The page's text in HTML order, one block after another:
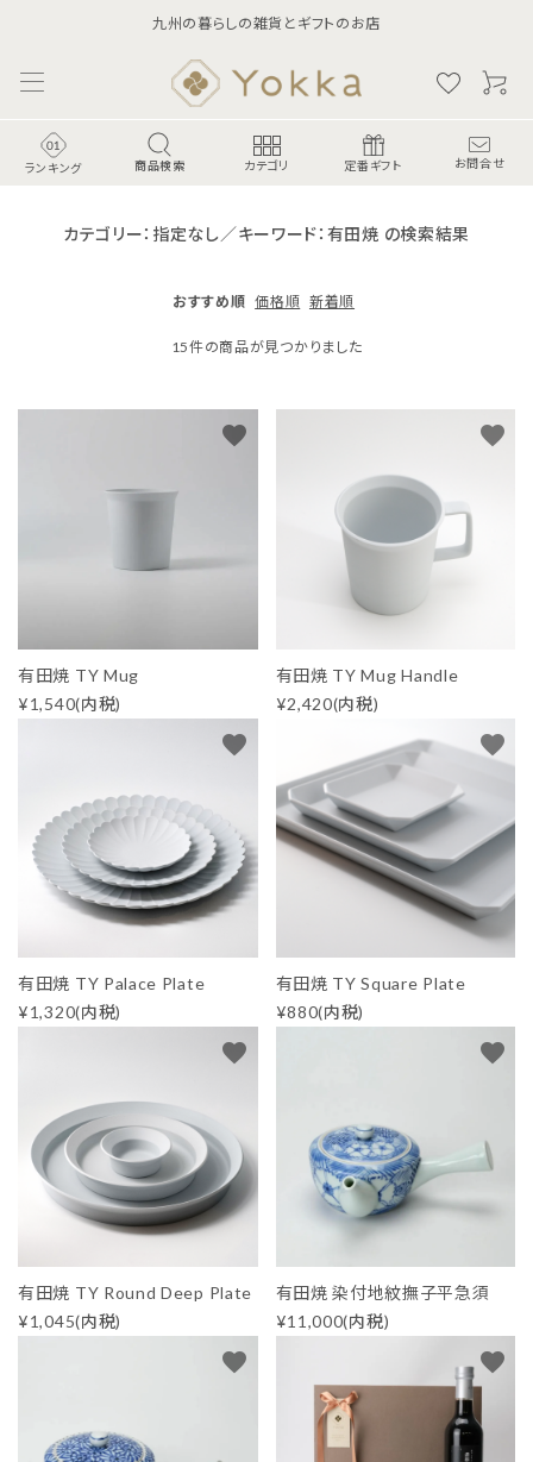
九州の暮らしの雑貨とギフトのお店
ランキング 商品検索 カテゴリ 定番ギフト お問合せ
ベビー＆キッズ-Baby&Kids-
価格から探す
ガイドライン
カテゴリー：指定なし／キーワード：有田焼 の検索結果
おすすめ順 価格順 新着順
15件の商品が見つかりました
有田焼 TY Mug
¥1,540(内税)
favorite
有田焼 TY Mug Handle
¥2,420(内税)
favorite
有田焼 TY Palace Plate
¥1,320(内税)
favorite
有田焼 TY Square Plate
¥880(内税)
favorite
有田焼 TY Round Deep Plate
¥1,045(内税)
favorite
有田焼 染付地紋撫子平急須
¥11,000(内税)
favorite
favorite favorite